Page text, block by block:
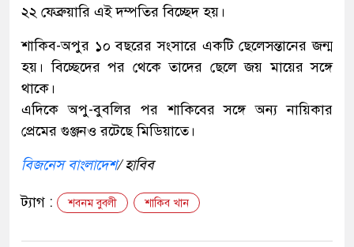
২২ ফেব্রুয়ারি এই দম্পতির বিচ্ছেদ হয়।
শাকিব-অপুর ১০ বছরের সংসারে একটি ছেলেসন্তানের জন্ম
হয়। বিচ্ছেদের পর থেকে তাদের ছেলে জয় মায়ের সঙ্গে
থাকে।
এদিকে অপু-বুবলির পর শাকিবের সঙ্গে অন্য নায়িকার
প্রেমের গুঞ্জনও রটেছে মিডিয়াতে।
বিজনেস বাংলাদেশ/ হাবিব
ট্যাগ : শবনম বুবলী শাকিব খান